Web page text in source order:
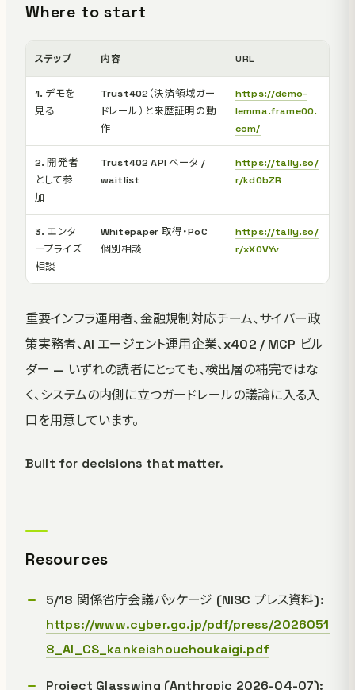
Where to start
ステップ 内容 URL
1. デモを
見る
Trust402（決済領域ガー
ドレール）と来歴証明の動
作
https://demo-
lemma.frame00.
com/
2. 開発者
として参
加
Trust402 API ベータ /
waitlist
https://tally.so/
r/kd0bZR
3. エンタ
ープライズ
相談
Whitepaper 取得・PoC
個別相談
https://tally.so/
r/xX0VYv
重要インフラ運用者、金融規制対応チーム、サイバー政
策実務者、AI エージェント運用企業、x402 / MCP ビル
ダー — いずれの読者にとっても、検出層の補完ではな
く、システムの内側に立つガードレールの議論に入る入
口を用意しています。
Built for decisions that matter.
Resources
5/18 関係省庁会議パッケージ (NISC プレス資料):
https://www.cyber.go.jp/pdf/press/2026051
8_AI_CS_kankeishouchoukaigi.pdf
Project Glasswing (Anthropic 2026-04-07):